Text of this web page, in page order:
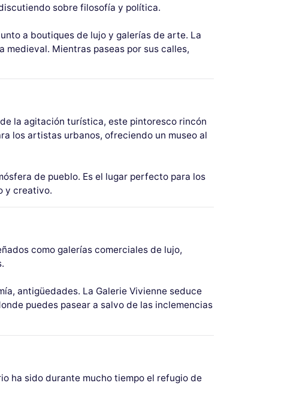
sobre filosofía y política.
a boutiques de lujo y galerías de arte. La
Mientras paseas por sus calles,
la agitación turística, este pintoresco rincón
los artistas urbanos, ofreciendo un museo al
de pueblo. Es el lugar perfecto para los
y creativo.
como galerías comerciales de lujo,
antigüedades. La Galerie Vivienne seduce
puedes pasear a salvo de las inclemencias
ha sido durante mucho tiempo el refugio de